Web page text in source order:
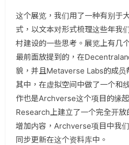
这个展览，我们用了一种有别于
式，以文本对形式梳理这些年我
村建设的一些思考。展览上有几
最前面放提到的，在
貌，并且Metaverse Labs的成员
其中，在虚拟空间中做了一个和
作也是Archverse这个项目的缘
Research上建立了一个完全开
增加内容，Archverse项目中我
同步更新在这个资料库中。